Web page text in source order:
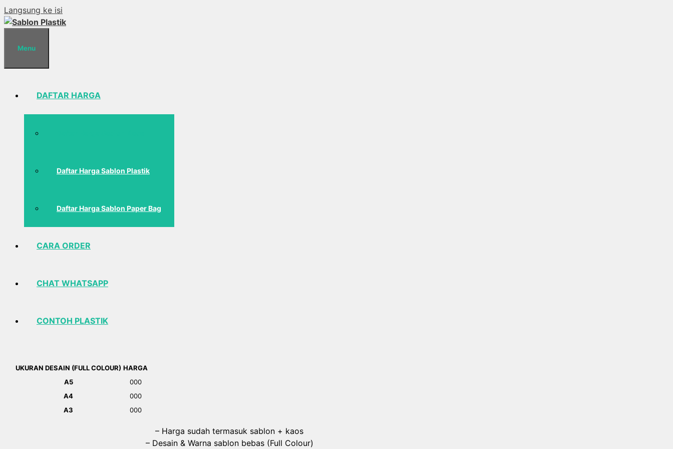
Langsung ke isi
Menu
DAFTAR HARGA
Daftar Harga Sablon Plastik
Daftar Harga Sablon Paper Bag
CARA ORDER
CHAT WHATSAPP
CONTOH PLASTIK
UKURAN DESAIN (FULL COLOUR) HARGA
A5
000
A4
000
A3
000
– Harga sudah termasuk sablon + kaos
– Desain & Warna sablon bebas (Full Colour)